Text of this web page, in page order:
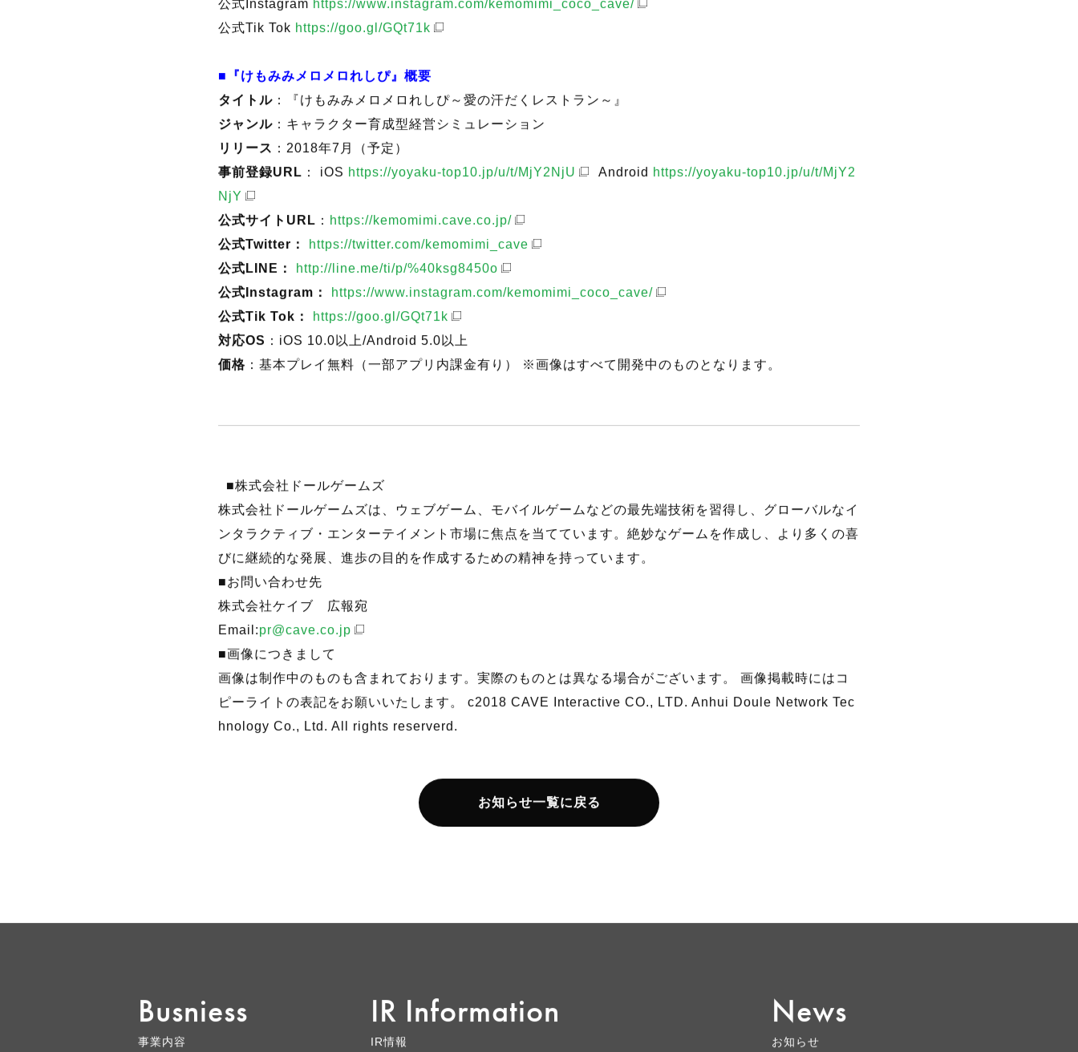
公式Twitterhttps://twitter.com/kemomimi_cave
公式LINEhttp://line.me/ti/p/%40ksg8450o
公式Tik Tokhttps://goo.gl/GQt71k
■『けもみみメロメロれしぴ』概要
タイトル ：『けもみみメロメロれしぴ～愛の汗だくレストラン～』
ジャンル：キャラクター育成型経営シミュレーション
リリース
事前登録URL： iOShttps://yoyaku-top10.jp/u/t/MjY2NjU
NjY
公式サイトURL：https://kemomimi.cave.co.jp/
公式Twitter： https://twitter.com/kemomimi_cave
公式LINE：
http://line.me/ti/p/%40ksg8450o
公式Instagram： https://www.instagram.com/kemomimi_coco_cave/
公式Tik Tok： https://goo.gl/GQt71k
■株式会社ドールゲームズ
株式会社ドールゲームズは、ウェブゲーム、モバイルゲームなどの最先端技術を習得し、グローバルなイ
ンタラクティブ・エンターテイメント市場に焦点を当てています。絶妙なゲームを作成し、より多くの喜
びに継続的な発展、進歩の目的を作成するための精神を持っています。
■お問い合わせ先
株式会社ケイブ 広報宛
Email:pr@cave.co.jp
■画像につきまして
画像は制作中のものも含まれております。実際のものとは異なる場合がございます。 画像掲載時にはコ
hnology Co., Ltd. All rights reserverd.